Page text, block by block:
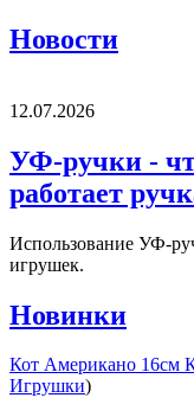
Новости
12.07.2026
УФ-ручки -
работает
Использование УФ-
игрушек.
Новинки
Кот Американо 16см
Игрушки)